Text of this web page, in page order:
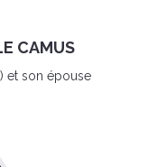
CAMUS
et son épouse